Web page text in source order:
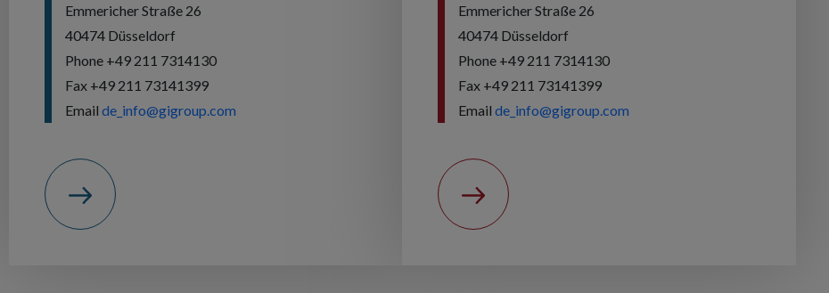
Emmericher Straße 26
40474 Düsseldorf
Phone +49 211 7314130
Fax +49 211 73141399
Email de_info@gigroup.com
Emmericher Straße 26
40474 Düsseldorf
Phone +49 211 7314130
Fax +49 211 73141399
Emailde_info@gigroup.com